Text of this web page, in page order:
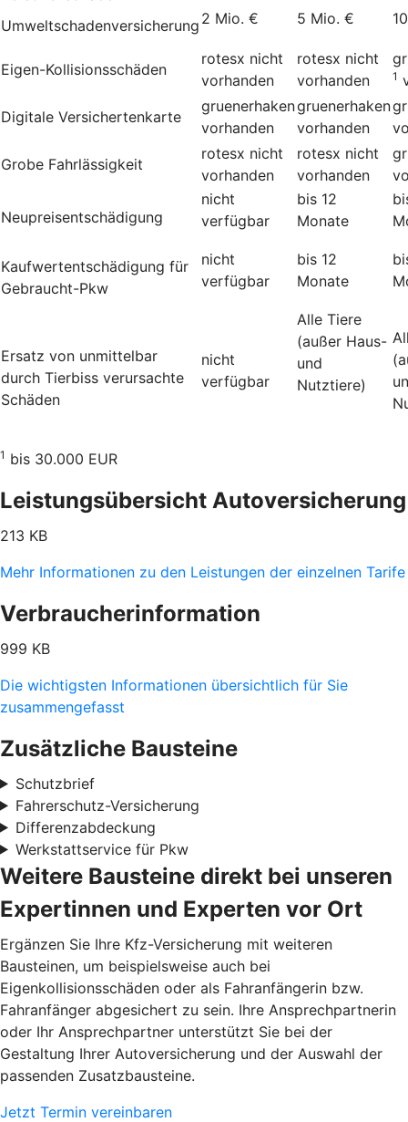
Umweltschadenversicherung 2 Mio. € 5 Mio. €
Eigen-Kollisionsschäden
rotesx nicht
vorhanden
rotesx nicht
vorhanden
1
Digitale Versichertenkarte
gruenerhaken
vorhanden
gruenerhaken
vorhanden
Grobe Fahrlässigkeit
rotesx nicht
vorhanden
rotesx nicht
vorhanden
Neupreisentschädigung
nicht
verfügbar
bis 12
Monate
Kauf­wert­entschädi­gung für
Gebraucht-Pkw
nicht
verfügbar
bis 12
Monate
Ersatz von unmittelbar
durch Tierbiss verur­sachte
Schäden
nicht
verfügbar
Alle Tiere
(außer Haus-
und
Nutztiere)
1 bis 30.000 EUR
Leistungsübersicht Autoversicherung
213 KB
Mehr Informationen zu den Leistungen der einzelnen Tarife
Verbraucherinformation
999 KB
Die wichtigsten Informationen übersichtlich für Sie
zusammengefasst
Zusätzliche Bausteine
Schutzbrief
Fahrerschutz-Versicherung
Differenzabdeckung
Werkstattservice für Pkw
Weitere Bausteine direkt bei unseren
Expertinnen und Experten vor Ort
Ergänzen Sie Ihre Kfz-Versicherung mit weiteren
Bausteinen, um beispielsweise auch bei
Eigenkollisionsschäden oder als Fahranfängerin bzw.
Fahranfänger abgesichert zu sein. Ihre Ansprechpartnerin
oder Ihr Ansprechpartner unterstützt Sie bei der
Gestaltung Ihrer Autoversicherung und der Auswahl der
passenden Zusatzbausteine.
Jetzt Termin vereinbaren